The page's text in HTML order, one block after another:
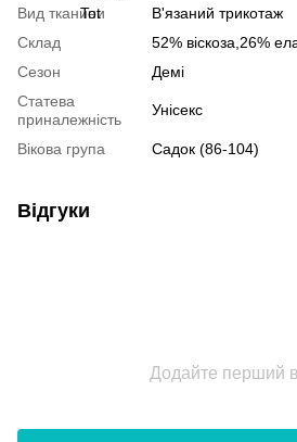
Вид тканини
В'язаний трикотаж
Склад
52% вiскоза,26%
Сезон
Демі
Статева
приналежність
Унісекс
Вікова група Садок (86-104)
Відгуки
Додайте перший